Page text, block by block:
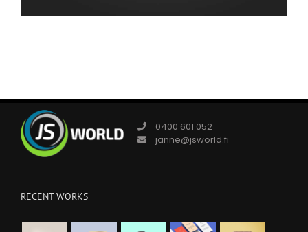
0400 601 052
janne@jsworld.fi
RECENT WORKS